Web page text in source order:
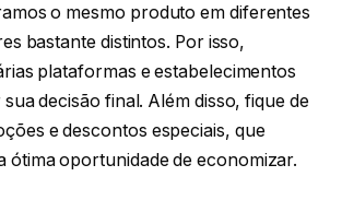
o mesmo produto em diferentes
bastante distintos. Por isso,
plataformas e estabelecimentos
decisão final. Além disso, fique de
e descontos especiais, que
ótima oportunidade de economizar.